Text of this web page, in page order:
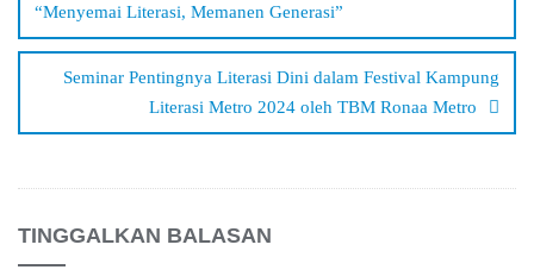
“Menyemai Literasi, Memanen Generasi”
Seminar Pentingnya Literasi Dini dalam Festival Kampung
Literasi Metro 2024 oleh TBM Ronaa Metro
TINGGALKAN BALASAN